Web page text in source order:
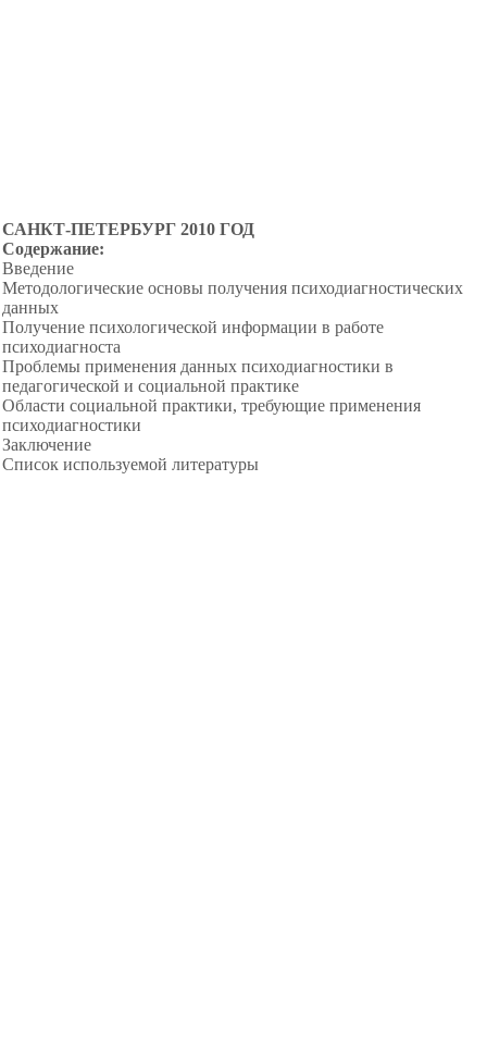
САНКТ-ПЕТЕРБУРГ 2010 ГОД
Содержание:
Введение
Методологические основы получения психодиагностических
данных
Получение психологической информации в работе
психодиагноста
Проблемы применения данных психодиагностики в
педагогической и социальной практике
Области социальной практики, требующие применения
психодиагностики
Заключение
Список используемой литературы